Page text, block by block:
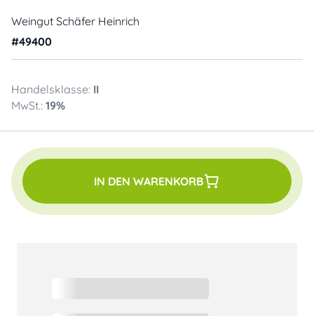
Weingut Schäfer Heinrich
#49400
Handelsklasse: II
MwSt.: 19%
IN DEN WARENKORB